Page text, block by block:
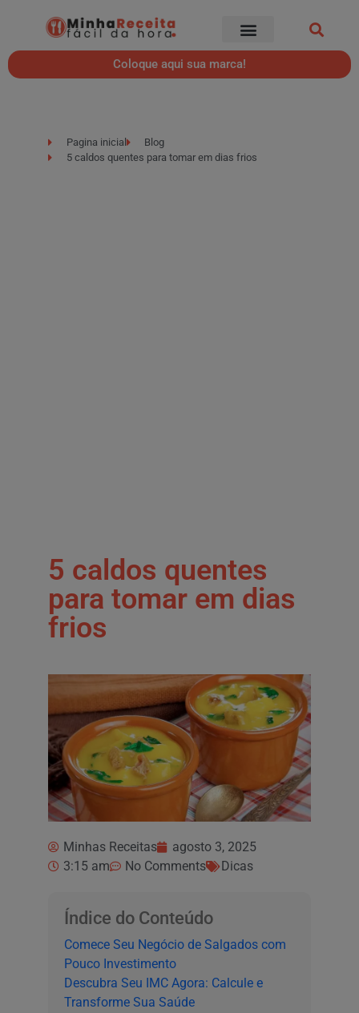
Coloque aqui sua marca!
Pagina inicial
Blog
5 caldos quentes para tomar em dias frios
5 caldos quentes
para tomar em dias
frios
Minhas Receitas
agosto 3, 2025
3:15 am
No Comments Dicas
Índice do Conteúdo
Comece Seu Negócio de Salgados com
Pouco Investimento
Descubra Seu IMC Agora: Calcule e
Transforme Sua Saúde